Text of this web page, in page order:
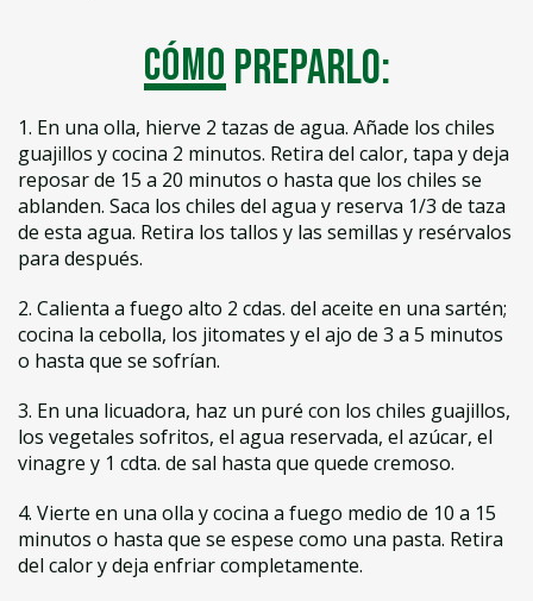
Cómopreparlo:
1. En una olla, hierve 2 tazas de agua. Añade los chiles
guajillos y cocina 2 minutos. Retira del calor, tapa y deja
reposar de 15 a 20 minutos o hasta que los chiles se
ablanden. Saca los chiles del agua y reserva 1/3 de taza
de esta agua. Retira los tallos y las semillas y resérvalos
para después.
2. Calienta a fuego alto 2 cdas. del aceite en una sartén;
cocina la cebolla, los jitomates y el ajo de 3 a 5 minutos
o hasta que se sofrían.
3. En una licuadora, haz un puré con los chiles guajillos,
los vegetales sofritos, el agua reservada, el azúcar, el
vinagre y 1 cdta. de sal hasta que quede cremoso.
4. Vierte en una olla y cocina a fuego medio de 10 a 15
minutos o hasta que se espese como una pasta. Retira
del calor y deja enfriar completamente.